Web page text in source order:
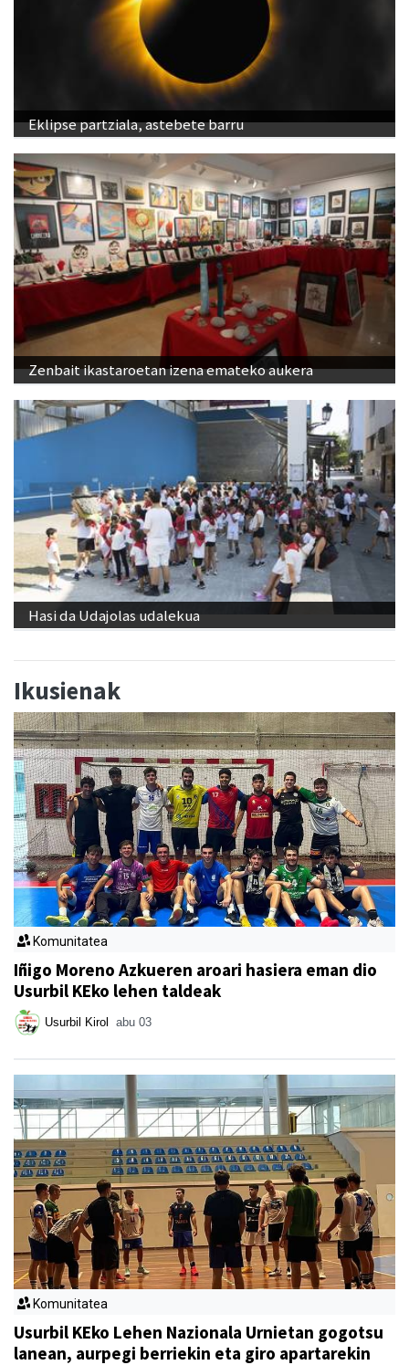
Eklipse partziala, astebete barru
Zenbait ikastaroetan izena emateko aukera
Hasi da Udajolas udalekua
Ikusienak
Komunitatea
Iñigo Moreno Azkueren aroari hasiera eman dio
Usurbil KEko lehen taldeak
Usurbil Kirol abu 03
Komunitatea
Usurbil KEko Lehen Nazionala Urnietan gogotsu
lanean, aurpegi berriekin eta giro apartarekin